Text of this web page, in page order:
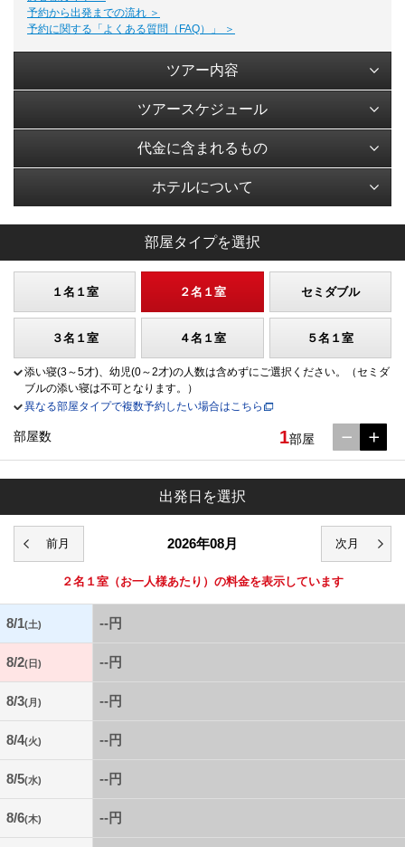
予約から出発までの流れ ＞
予約に関する「よくある質問（FAQ）」 ＞
ツアー内容
ツアースケジュール
代金に含まれるもの
ホテルについて
部屋タイプを選択
１名１室 ２名１室 セミダブル
３名１室 ４名１室 ５名１室
添い寝(3～5才)、幼児(0～2才)の人数は含めずにご選択ください。（セミダ
ブルの添い寝は不可となります。）
異なる部屋タイプで複数予約したい場合はこちら
部屋数 1部屋
出発日を選択
2026年08月
２名１室 （お一人様あたり）の料金を表示しています
8/1(土) --円
8/2(日) --円
8/3(月) --円
8/4(火) --円
8/5(水) --円
8/6(木) --円